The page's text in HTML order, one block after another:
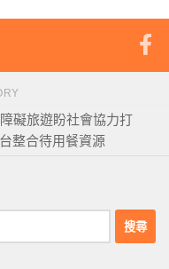
礙旅遊盼社會協力打
整合待用餐資源